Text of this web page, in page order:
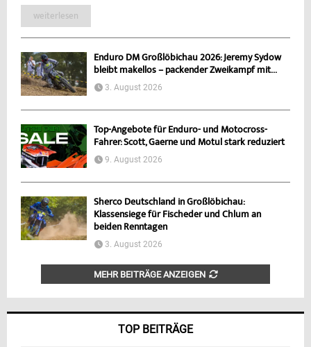
weiterlesen
Enduro DM Großlöbichau 2026: Jeremy Sydow
bleibt makellos – packender Zweikampf mit...
3. August 2026
Top-Angebote für Enduro- und Motocross-
Fahrer: Scott, Gaerne und Motul stark reduziert
9. August 2026
Sherco Deutschland in Großlöbichau:
Klassensiege für Fischeder und Chlum an
beiden Renntagen
3. August 2026
MEHR BEITRÄGE ANZEIGEN
TOP BEITRÄGE